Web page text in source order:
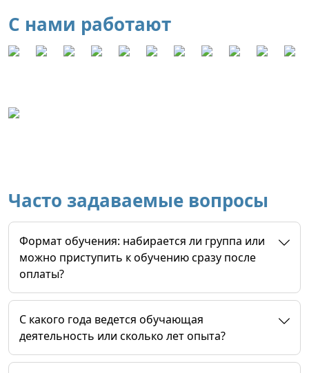
С нами работают
Часто задаваемые вопросы
Формат обучения: набирается ли группа или
можно приступить к обучению сразу после
оплаты?
C какого года ведется обучающая
деятельность или сколько лет опыта?